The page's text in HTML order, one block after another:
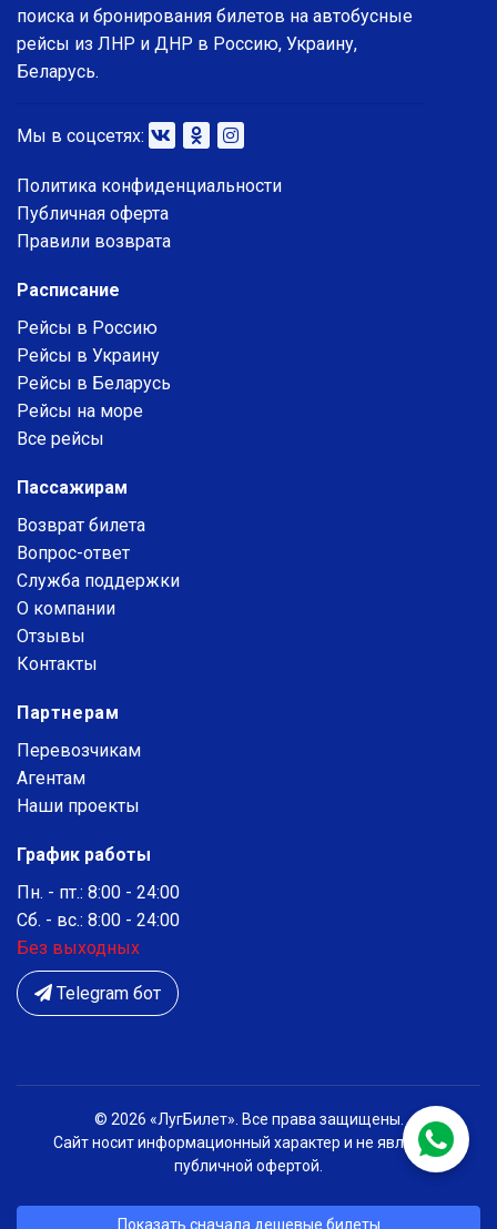
поиска и бронирования билетов на автобусные
рейсы из ЛНР и ДНР в Россию, Украину,
Беларусь.
Мы в соцсетях:
Политика конфиденциальности
Публичная оферта
Правили возврата
Расписание
Рейсы в Россию
Рейсы в Украину
Рейсы в Беларусь
Рейсы на море
Все рейсы
Пассажирам
Возврат билета
Вопрос-ответ
Служба поддержки
О компании
Отзывы
Контакты
Партнерам
Перевозчикам
Агентам
Наши проекты
График работы
Пн. - пт.: 8:00 - 24:00
Сб. - вс.: 8:00 - 24:00
Без выходных
Telegram бот
© 2026 «ЛугБилет». Все права защищены.
Сайт носит информационный характер и не является
публичной офертой.
Показать сначала дешевые билеты